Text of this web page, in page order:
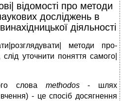
відомості про методи
досліджень в
діяльності
методи про­
уточнити поняття самого|
слова methodos
- шлях
- це спосіб досягнення